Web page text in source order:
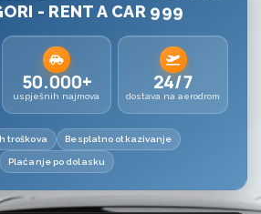
- RENT A CAR 999
50.000+
uspješnih najmova
24/7
dostava na aerodrom
troškova Besplatno otkazivanje
Plaćanje po dolasku